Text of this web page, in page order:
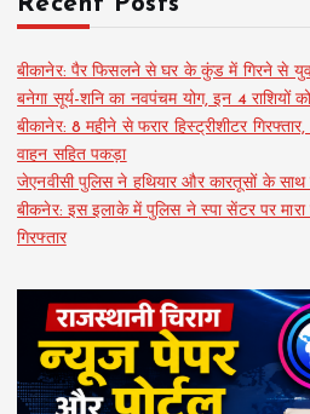
बीकानेर: पैर फिसलने से घर के कुंड में गिरने से
बनेगा सूर्य-शनि का नवपंचम योग, इन 4 राशियों
बीकानेर: 8 महीने से फरार हिस्ट्रीशीटर
वाहन सहित पकड़ा
जेएनवीसी पुलिस ने हथियार और कारतूसों के साथ
बीकनेर: इस इलाके में पुलिस ने स्पा सेंटर पर मारा
गिरफ्तार